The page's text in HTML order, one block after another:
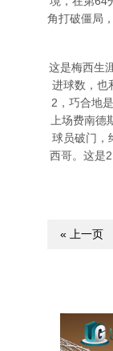
角打破僵局
这是梅西生
进球数，也
2，巧合地
上场费南
球员破门，
西哥。这是
« 上一页